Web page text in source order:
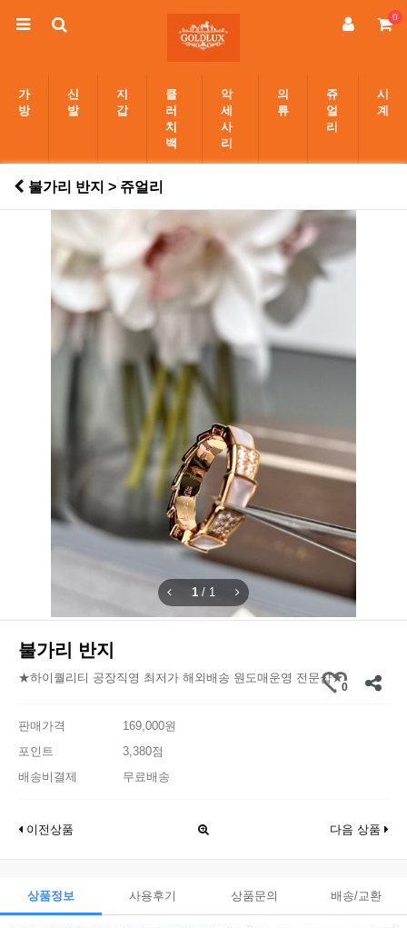
0
가
방
신
발
지
갑
클
러
치
백
악
세
사
리
의
류
쥬
얼
리
시
계
불가리 반지 > 쥬얼리
1 / 1
불가리 반지
★하이퀄리티 공장직영 최저가 해외배송 원도매운영 전문샵★
0
판매가격
169,000원
포인트
3,380점
배송비결제
무료배송
이전상품 다음 상품
상품정보 사용후기 상품문의 배송/교환